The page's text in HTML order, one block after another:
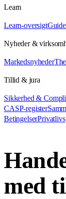
Learn
Learn-oversigt
Nyheder &
Markedsnyheder
Tillid & jura
Sikkerhed &
CASP-register
Betingelser
med